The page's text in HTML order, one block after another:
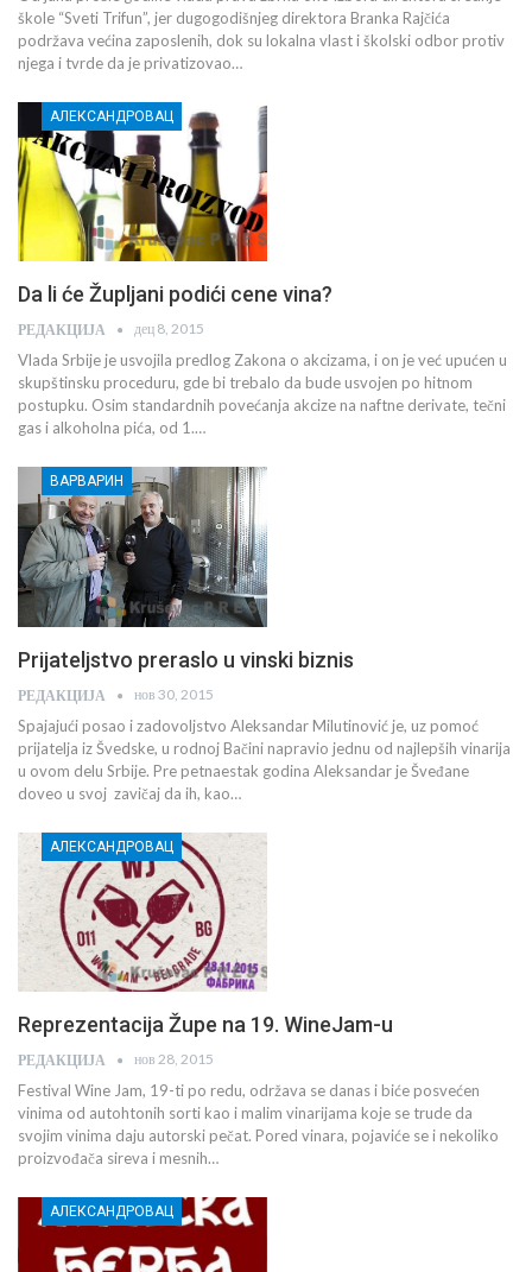
škole “Sveti Trifun”, jer dugogodišnjeg direktora Branka Rajčića
podržava većina zaposlenih, dok su lokalna vlast i školski odbor protiv
njega i tvrde da je privatizovao…
АЛЕКСАНДРОВАЦ
Da li će Župljani podići cene vina?
РЕДАКЦИЈА дец 8, 2015
Vlada Srbije je usvojila predlog Zakona o akcizama, i on je već upućen u
skupštinsku proceduru, gde bi trebalo da bude usvojen po hitnom
postupku. Osim standardnih povećanja akcize na naftne derivate, tečni
gas i alkoholna pića, od 1.…
ВАРВАРИН
Prijateljstvo preraslo u vinski biznis
РЕДАКЦИЈА нов 30, 2015
Spajajući posao i zadovoljstvo Aleksandar Milutinović je, uz pomoć
prijatelja iz Švedske, u rodnoj Bačini napravio jednu od najlepših vinarija
u ovom delu Srbije. Pre petnaestak godina Aleksandar je Šveđane
doveo u svoj zavičaj da ih, kao…
АЛЕКСАНДРОВАЦ
Reprezentacija Župe na 19. WineJam-u
РЕДАКЦИЈА нов 28, 2015
Festival Wine Jam, 19-ti po redu, održava se danas i biće posvećen
vinima od autohtonih sorti kao i malim vinarijama koje se trude da
svojim vinima daju autorski pečat. Pored vinara, pojaviće se i nekoliko
proizvođača sireva i mesnih…
АЛЕКСАНДРОВАЦ